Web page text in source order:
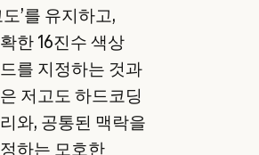
도’를 유지하고,
한 16진수 색상
를 지정하는 것과
저고도 하드코딩
와, 공통된 맥락을
하는 모호한